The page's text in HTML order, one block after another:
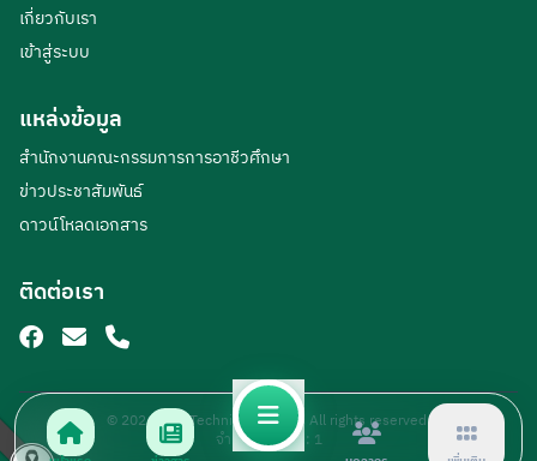
เกี่ยวกับเรา
เข้าสู่ระบบ
แหล่งข้อมูล
สำนักงานคณะกรรมการการอาชีวศึกษา
ข่าวประชาสัมพันธ์
ดาวน์โหลดเอกสาร
ติดต่อเรา
© 2026 Loei Technical College. All rights reserved.
จำนวนผู้เข้าชม : 1